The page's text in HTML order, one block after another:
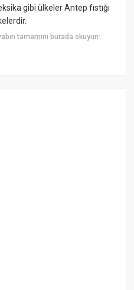
gibi ülkeler Antep fıstığı
tamamını burada okuyun: